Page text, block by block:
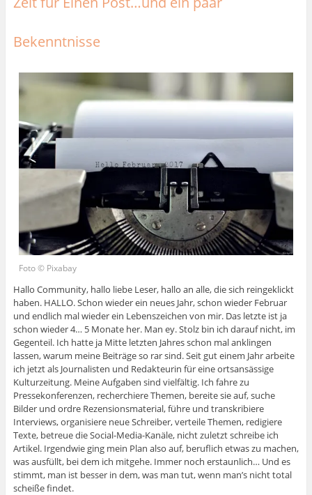
Bekenntnisse
Foto © Pixabay
Hallo Community, hallo liebe Leser, hallo an alle, die sich reingeklickt
haben. HALLO. Schon wieder ein neues Jahr, schon wieder Februar
und endlich mal wieder ein Lebenszeichen von mir. Das letzte ist ja
schon wieder 4… 5 Monate her. Man ey. Stolz bin ich darauf nicht, im
Gegenteil. Ich hatte ja Mitte letzten Jahres schon mal anklingen
lassen, warum meine Beiträge so rar sind. Seit gut einem Jahr arbeite
ich jetzt als Journalisten und Redakteurin für eine ortsansässige
Kulturzeitung. Meine Aufgaben sind vielfältig. Ich fahre zu
Pressekonferenzen, recherchiere Themen, bereite sie auf, suche
Bilder und ordre Rezensionsmaterial, führe und transkribiere
Interviews, organisiere neue Schreiber, verteile Themen, redigiere
Texte, betreue die Social-Media-Kanäle, nicht zuletzt schreibe ich
Artikel. Irgendwie ging mein Plan also auf, beruflich etwas zu machen,
was ausfüllt, bei dem ich mitgehe. Immer noch erstaunlich… Und es
stimmt, man ist besser in dem, was man tut, wenn man’s nicht total
scheiße findet.